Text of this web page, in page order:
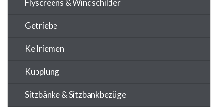
Flyscreens & Windschilder
Getriebe
Keilriemen
Kupplung
Sitzbänke & Sitzbankbezüge